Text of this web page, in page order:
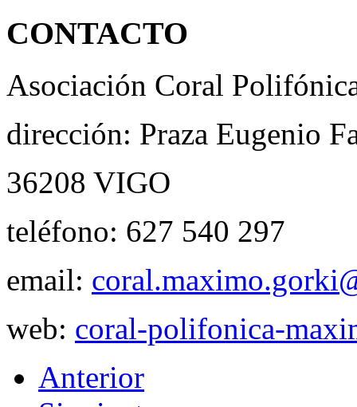
CONTACTO
Asociación Coral
dirección: Praza Eugenio
36208 VIGO
teléfono: 627 540 297
email:
web: coral-polifonica-
Anterior